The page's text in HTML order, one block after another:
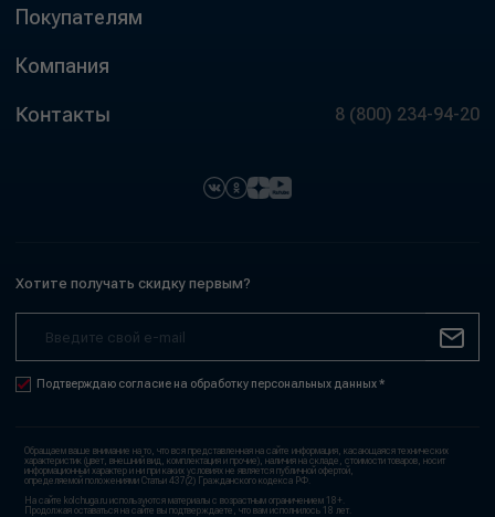
Покупателям
Компания
Контакты 8 (800) 234-94-20
Хотите получать скидку первым?
Подтверждаю согласие на обработку персональных данных *
Обращаем ваше внимание на то, что вся представленная на сайте информация, касающаяся технических
характеристик (цвет, внешний вид, комплектация и прочие), наличия на складе, стоимости товаров, носит
информационный характер и ни при каких условиях не является публичной офертой,
определяемой положениями Статьи 437(2) Гражданского кодекса РФ.
На сайте kolchuga.ru используются материалы с возрастным ограничением 18+.
Продолжая оставаться на сайте вы подтверждаете, что вам исполнилось 18 лет.